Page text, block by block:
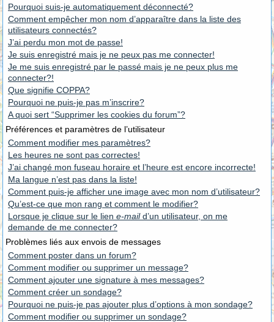
Pourquoi suis-je automatiquement déconnecté?
Comment empêcher mon nom d’apparaître dans la liste des
utilisateurs connectés?
J’ai perdu mon mot de passe!
Je suis enregistré mais je ne peux pas me connecter!
Je me suis enregistré par le passé mais je ne peux plus me
connecter?!
Que signifie COPPA?
Pourquoi ne puis-je pas m’inscrire?
A quoi sert “Supprimer les cookies du forum”?
Préférences et paramètres de l’utilisateur
Comment modifier mes paramètres?
Les heures ne sont pas correctes!
J’ai changé mon fuseau horaire et l’heure est encore incorrecte!
Ma langue n’est pas dans la liste!
Comment puis-je afficher une image avec mon nom d’utilisateur?
Qu’est-ce que mon rang et comment le modifier?
Lorsque je clique sur le lien e-maild’un utilisateur, on me
demande de me connecter?
Problèmes liés aux envois de messages
Comment poster dans un forum?
Comment modifier ou supprimer un message?
Comment ajouter une signature à mes messages?
Comment créer un sondage?
Pourquoi ne puis-je pas ajouter plus d’options à mon sondage?
Comment modifier ou supprimer un sondage?